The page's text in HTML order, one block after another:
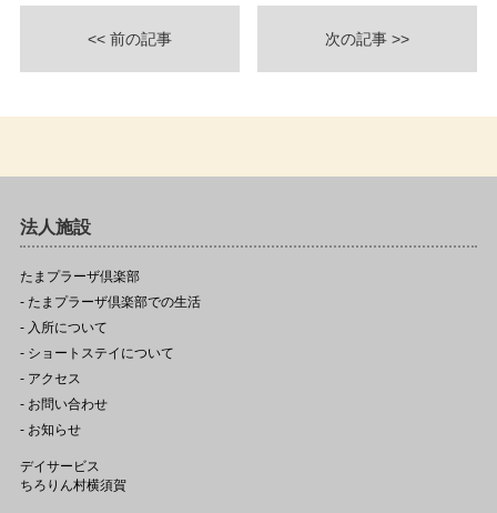
<< 前の記事 次の記事 >>
法人施設
たまプラーザ倶楽部
- たまプラーザ倶楽部での生活
- 入所について
- ショートステイについて
- アクセス
- お問い合わせ
- お知らせ
デイサービス
ちろりん村横須賀